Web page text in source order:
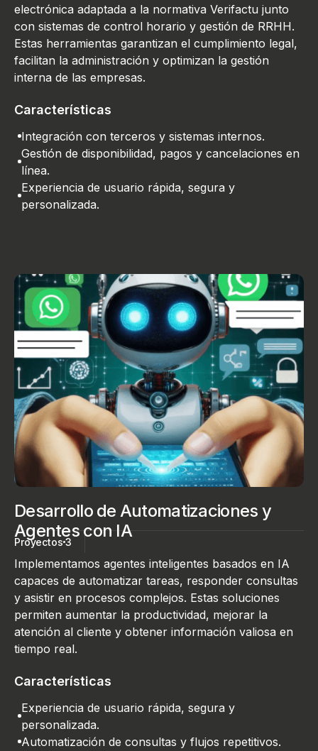
electrónica adaptada a la normativa Verifactu junto
con sistemas de control horario y gestión de RRHH.
Estas herramientas garantizan el cumplimiento legal,
facilitan la administración y optimizan la gestión
interna de las empresas.
Características
Integración con terceros y sistemas internos.
Gestión de disponibilidad, pagos y cancelaciones en
línea.
Experiencia de usuario rápida, segura y
personalizada.
Proyectos 3
Desarrollo de Automatizaciones y
Agentes con IA
Implementamos agentes inteligentes basados en IA
capaces de automatizar tareas, responder consultas
y asistir en procesos complejos. Estas soluciones
permiten aumentar la productividad, mejorar la
atención al cliente y obtener información valiosa en
tiempo real.
Características
Experiencia de usuario rápida, segura y
personalizada.
Automatización de consultas y flujos repetitivos.